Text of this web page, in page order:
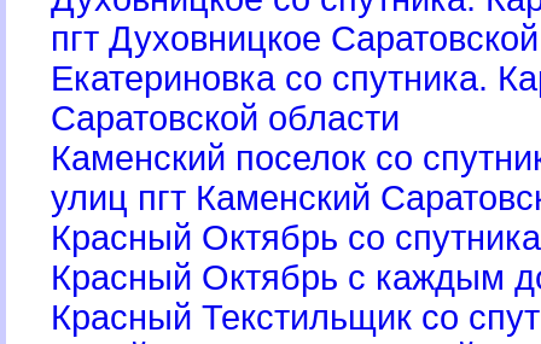
пгт Духовницкое
Екатериновка со спутника.
Саратовской области
Каменский поселок со
улиц пгт Каменский
Красный Октябрь со
Красный Октябрь с каждым
Красный Текстильщик со